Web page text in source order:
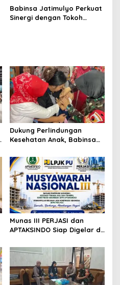
Semangat Perkuat Tata
Kelola Organisasi
Babinsa Jatimulyo Perkuat
Sinergi dengan Tokoh
Dukung Perlindungan
Kesehatan Anak, Babinsa
Imunisasi 2026
Munas III PERJASI dan
APTAKSINDO Siap Digelar di
Semangat Perkuat Tata